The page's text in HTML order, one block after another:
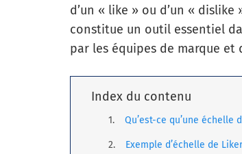
d’un « like » ou d’un «
constitue un outil essentiel
par les équipes de marque et
Index du contenu
Qu’est-ce qu’une échelle
Exemple d’échelle de